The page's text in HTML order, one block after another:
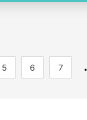
5 6 7